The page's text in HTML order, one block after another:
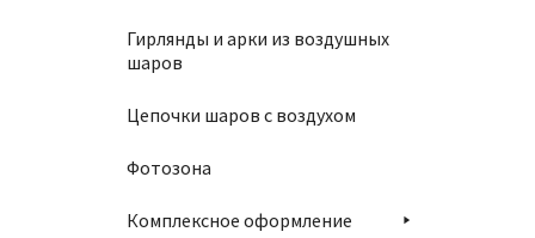
Гирлянды и арки из воздушных
шаров
Цепочки шаров с воздухом
Фотозона
Комплексное оформление